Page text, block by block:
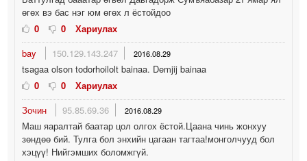
өгөх вэ бас нэг юм өгөх л ёстойдоо
0
0
Хариулах
bay
150.129.143.247 2016.08.29
tsagaa olson todorhoilolt bainaa. Demjij bainaa
0
0
Хариулах
Зочин
95.85.69.36 2016.08.29
Маш яаралтай баатар цол олгох ёстой.Цаана чинь жонхуу
зөндөө бий. Тулга бол энхийн цагаан тагтаа!монголчууд бол
хэцүү! Нийгэмших боломжгүй.